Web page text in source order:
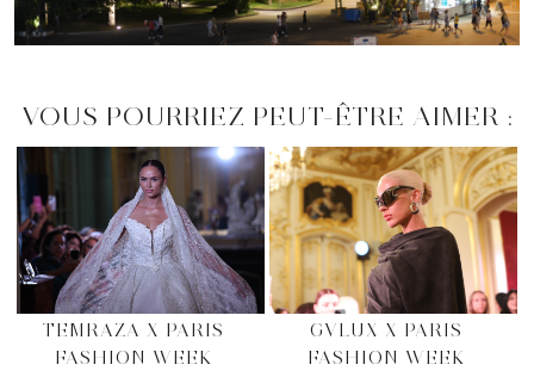
VOUS POURRIEZ PEUT-ÊTRE AIMER :
TEMRAZA X PARIS
FASHION WEEK
GVLUX X PARIS
FASHION WEEK